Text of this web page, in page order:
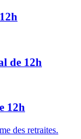
de 12h
12h